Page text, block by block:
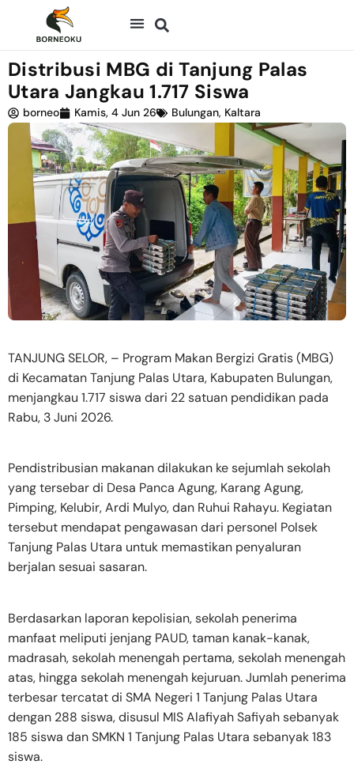
Distribusi MBG di Tanjung Palas
Utara Jangkau 1.717 Siswa
borneo Kamis, 4 Jun 26 Bulungan, Kaltara
TANJUNG SELOR, – Program Makan Bergizi Gratis (MBG)
di Kecamatan Tanjung Palas Utara, Kabupaten Bulungan,
menjangkau 1.717 siswa dari 22 satuan pendidikan pada
Rabu, 3 Juni 2026.
Pendistribusian makanan dilakukan ke sejumlah sekolah
yang tersebar di Desa Panca Agung, Karang Agung,
Pimping, Kelubir, Ardi Mulyo, dan Ruhui Rahayu. Kegiatan
tersebut mendapat pengawasan dari personel Polsek
Tanjung Palas Utara untuk memastikan penyaluran
berjalan sesuai sasaran.
Berdasarkan laporan kepolisian, sekolah penerima
manfaat meliputi jenjang PAUD, taman kanak-kanak,
madrasah, sekolah menengah pertama, sekolah menengah
atas, hingga sekolah menengah kejuruan. Jumlah penerima
terbesar tercatat di SMA Negeri 1 Tanjung Palas Utara
dengan 288 siswa, disusul MIS Alafiyah Safiyah sebanyak
185 siswa dan SMKN 1 Tanjung Palas Utara sebanyak 183
siswa.